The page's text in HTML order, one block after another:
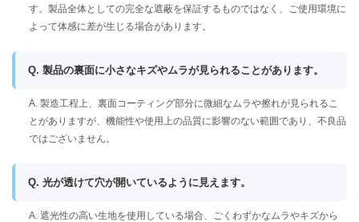
す。製品全体としての完全な遮蔽を保証するものではなく、ご使用環境に
よって体感に差が生じる場合があります。
Q. 製品の裏面に小さなキズやムラが見られることがあります。
A. 製造工程上、裏面コーティング部分に微細なムラや擦れが見られるこ
とがありますが、機能性や使用上の品質に影響のない範囲であり、不良品
ではございません。
Q. 光が透けて穴が開いているように見えます。
A. 遮光性の高い生地を使用している場合、ごくわずかなムラやキズから